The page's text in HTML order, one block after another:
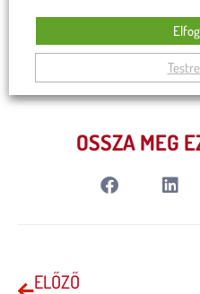
OSSZA MEG
ELŐZŐ